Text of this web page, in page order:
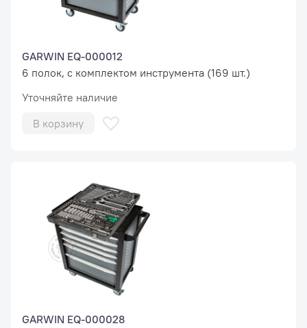
GARWIN EQ-000012
6 полок, с комплектом инструмента (169 шт.)
Уточняйте наличие
В корзину
GARWIN EQ-000028